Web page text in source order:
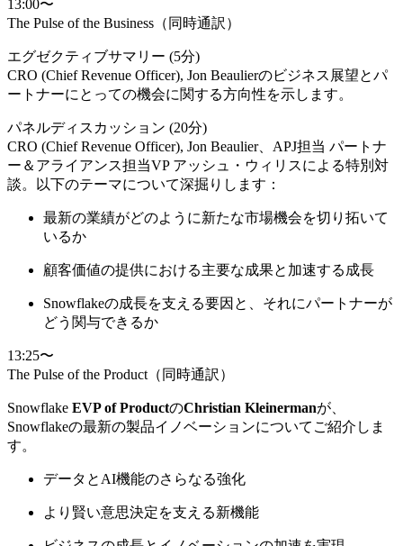
13:00〜
The Pulse of the Business（同時通訳）
エグゼクティブサマリー (5分)
CRO (Chief Revenue Officer), Jon Beaulierのビジネス展望とパ
ートナーにとっての機会に関する方向性を示します。
パネルディスカッション (20分)
CRO (Chief Revenue Officer), Jon Beaulier、APJ担当 パートナ
ー＆アライアンス担当VP アッシュ・ウィリスによる特別対
談。以下のテーマについて深掘りします：
最新の業績がどのように新たな市場機会を切り拓いて
いるか
顧客価値の提供における主要な成果と加速する成長
Snowflakeの成長を支える要因と、それにパートナーが
どう関与できるか
13:25〜
The Pulse of the Product（同時通訳）
Snowflake EVP of ProductのChristian Kleinermanが、
Snowflakeの最新の製品イノベーションについてご紹介しま
す。
データとAI機能のさらなる強化
より賢い意思決定を支える新機能